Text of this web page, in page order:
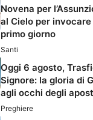
Novena per
al Cielo per
primo giorno
Santi
Oggi 6 agosto,
Signore: la gloria di
agli occhi degli
Preghiere